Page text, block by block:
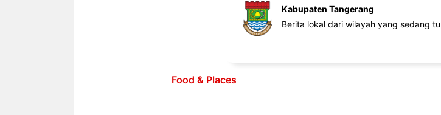
Kabupaten Tangerang
Berita lokal dari wilayah yang sedang
Food & Places